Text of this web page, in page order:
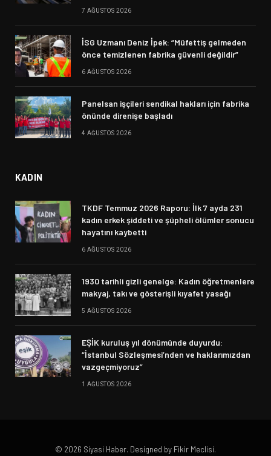
7 AĞUSTOS 2026
İSG Uzmanı Deniz İpek: “Müfettiş gelmeden
önce temizlenen fabrika güvenli değildir”
6 AĞUSTOS 2026
Panelsan işçileri sendikal hakları için fabrika
önünde direnişe başladı
4 AĞUSTOS 2026
KADIN
TKDF Temmuz 2026 Raporu: İlk 7 ayda 231
kadın erkek şiddeti ve şüpheli ölümler sonucu
hayatını kaybetti
6 AĞUSTOS 2026
1930 tarihli gizli genelge: Kadın öğretmenlere
makyaj, takı ve gösterişli kıyafet yasağı
5 AĞUSTOS 2026
EŞİK kuruluş yıl dönümünde duyurdu:
“İstanbul Sözleşmesi’nden ve haklarımızdan
vazgeçmiyoruz”
1 AĞUSTOS 2026
© 2026 Siyasi Haber. Designed by Fikir Meclisi.